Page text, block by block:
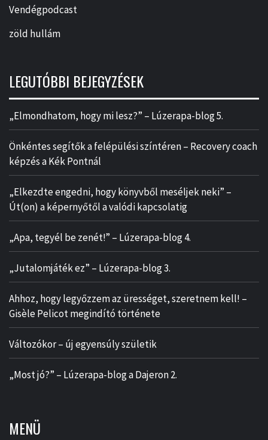
Vendégpodcast
zöld hullám
LEGUTÓBBI BEJEGYZÉSEK
„Elmondhatom, hogy mi lesz?” – Lúzerapa-blog 5.
Önkéntes segítők a felépülési színtéren – Recovery coach
képzés a Kék Pontnál
„Elkezdte engedni, hogy könyvből meséljek neki” –
Út(on) a képernyőtől a valódi kapcsolatig
„Apa, tegyél be zenét!” – Lúzerapa-blog 4.
„Jutalomjáték ez” – Lúzerapa-blog 3.
Ahhoz, hogy legyőzzem az ürességet, szeretnem kell! –
Gisèle Pelicot megindító története
Változókor – új egyensúly születik
„Most jó?” – Lúzerapa-blog a Dajeron 2.
MENÜ